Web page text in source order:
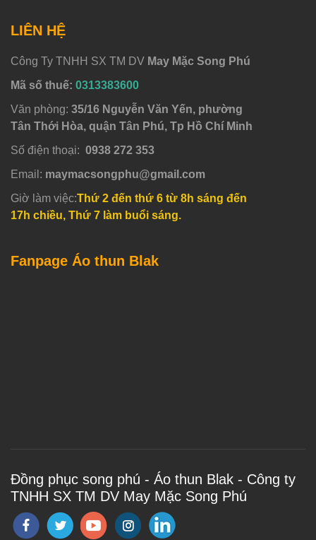
LIÊN HỆ
Công Ty TNHH SX TM DV May Mặc Song Phú
Mã số thuế: 0313383600
Văn phòng: 35/16 Nguyễn Văn Yến, phường
Tân Thới Hòa, quận Tân Phú, Tp Hồ Chí Minh
Số điện thoại: 0938 272 353
Email: maymacsongphu@gmail.com
Giờ làm việc:Thứ 2 đến thứ 6 từ 8h sáng đến
17h chiều, Thứ 7 làm buổi sáng.
Fanpage Áo thun Blak
Đồng phục song phú - Áo thun Blak - Công ty
TNHH SX TM DV May Mặc Song Phú